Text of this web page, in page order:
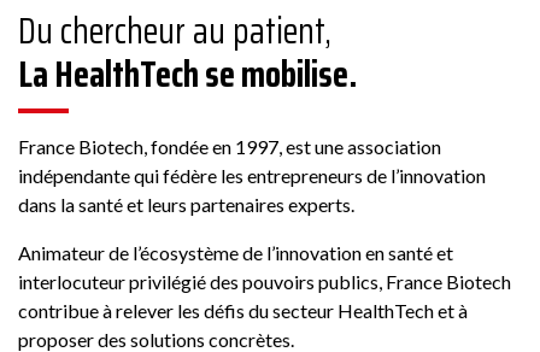
Du chercheur au patient,
La HealthTech se mobilise.
France Biotech, fondée en 1997, est une association
indépendante qui fédère les entrepreneurs de l’innovation
dans la santé et leurs partenaires experts.
Animateur de l’écosystème de l’innovation en santé et
interlocuteur privilégié des pouvoirs publics, France Biotech
contribue à relever les défis du secteur HealthTech et à
proposer des solutions concrètes.